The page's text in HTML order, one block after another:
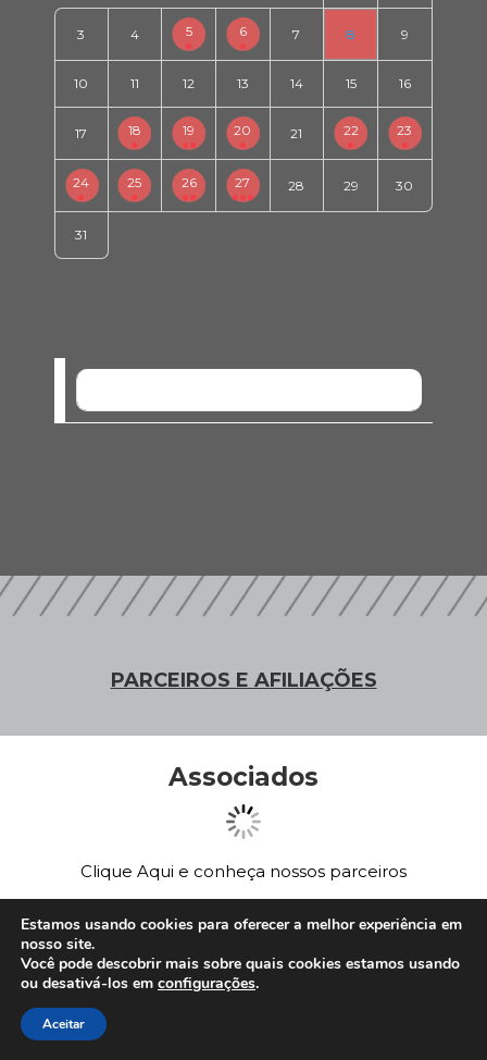
3 4 5 6 7 8 9
10 11 12 13 14 15 16
17 18 19 20 21 22 23
24 25 26 27 28 29 30
31
PARCEIROS E AFILIAÇÕES
Associados
Clique Aqui e conheça nossos parceiros
Afiliações
Estamos usando cookies para oferecer a melhor experiência em
nosso site.
Você pode descobrir mais sobre quais cookies estamos usando
ou desativá-los em configurações.
Aceitar